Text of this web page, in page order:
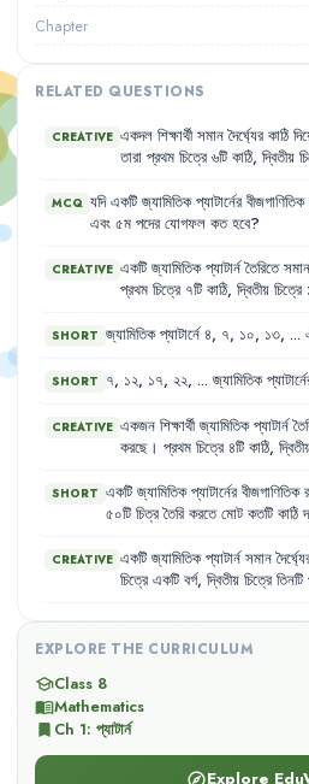
Chapter
RELATED QUESTIONS
CREATIVE একদল শিক্ষার্থী সমান দৈর্ঘ্যের কাঠি
তারা প্রথম চিত্রে ৬টি কাঠি, দ্বিতীয়
MCQ যদি একটি জ্যামিতিক প্যাটার্নের বীজগাণিতিক
এবং ৫ম পদের যোগফল কত হবে?
CREATIVE একটি জ্যামিতিক প্যাটার্ন তৈরিতে সমান
প্রথম চিত্রে ৭টি কাঠি, দ্বিতীয় চিত্রে
SHORT জ্যামিতিক প্যাটার্নে ৪, ৭, ১০, ১৩, ...
SHORT ৭, ১২, ১৭, ২২, ... জ্যামিতিক
CREATIVE একজন শিক্ষার্থী জ্যামিতিক প্যাটার্ন
করছে । প্রথম চিত্রে ৪টি কাঠি,
SHORT একটি জ্যামিতিক প্যাটার্নের বীজগাণিতিক
৫০টি চিত্র তৈরি করতে মোট কতটি কাঠি
CREATIVE একটি জ্যামিতিক প্যাটার্ন সমান
চিত্রে একটি বর্গ, দ্বিতীয় চিত্রে তিনটি
EXPLORE THE CURRICULUM
schoolClass 8
menu_bookMathematics
bookmark Ch 1: প্যাটার্ন
exploreExplore